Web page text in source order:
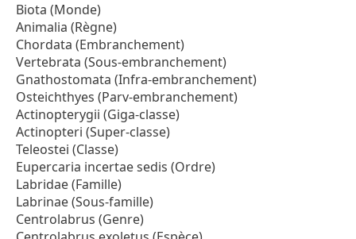
Biota (Monde)
Animalia (Règne)
Chordata (Embranchement)
Vertebrata (Sous-embranchement)
Gnathostomata (Infra-embranchement)
Osteichthyes (Parv-embranchement)
Actinopterygii (Giga-classe)
Actinopteri (Super-classe)
Teleostei (Classe)
Eupercaria incertae sedis (Ordre)
Labridae (Famille)
Labrinae (Sous-famille)
Centrolabrus (Genre)